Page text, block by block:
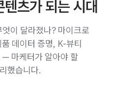
츠가 되는 시대
이 달라졌나? 마이크로
데이터 증명, K-뷰티
마케터가 알아야 할
했습니다.